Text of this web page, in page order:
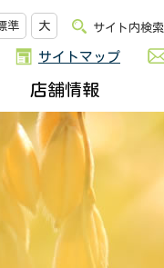
準 大 サイト内検索
サイトマップ
店舗情報